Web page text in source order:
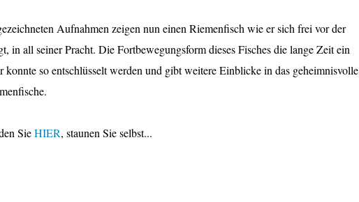
Aufnahmen zeigen nun einen Riemenfisch wie er sich frei vor der
in all seiner Pracht. Die Fortbewegungsform dieses Fisches die lange Zeit ein
konnte so entschlüsselt werden und gibt weitere Einblicke in das geheimnisvolle
SieHIER, staunen Sie selbst...